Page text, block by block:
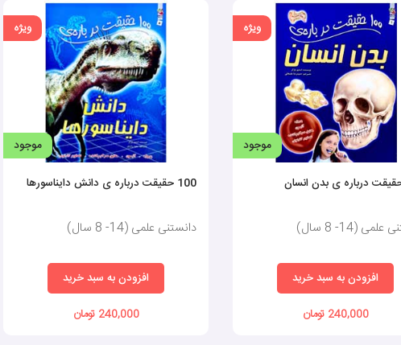
موجود
ویژه
(14- 8 سال)
افزودن به سبد خرید
240,000 تومان
موجود
ویژه
100 حقیقت درباره ی دانش دایناسورها
دانستنی علمی (14- 8 سال)
افزودن به سبد خرید
240,000 تومان